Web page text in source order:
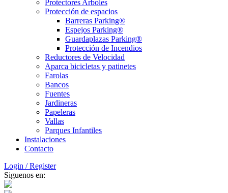
Protectores Arboles
Protección de espacios
Barreras Parking®
Espejos Parking®
Guardaplazas Parking®
Protección de Incendios
Reductores de Velocidad
Aparca bicicletas y patinetes
Farolas
Bancos
Fuentes
Jardineras
Papeleras
Vallas
Parques Infantiles
Instalaciones
Contacto
Login / Register
Siguenos en: